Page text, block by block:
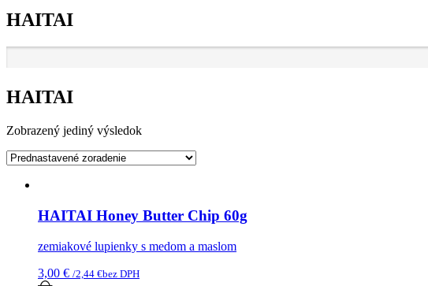
HAITAI
HAITAI
Zobrazený jediný výsledok
HAITAI Honey Butter Chip 60g
zemiakové lupienky s medom a maslom
3,00 € /2,44 €bez DPH